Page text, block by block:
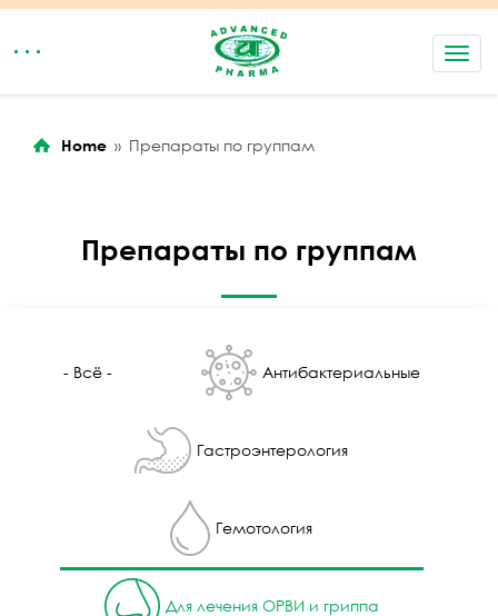
rolex replica watches replica rolex replica watch guide
Home » Препараты по группам
Препараты по группам
- Всё - Антибактериальные
Гастроэнтерология
Гемотология
Для лечения ОРВИ и гриппа